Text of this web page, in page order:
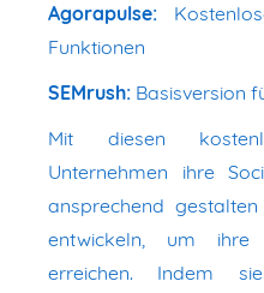
Agorapulse:
Funktionen
SEMrush: Basisversion
Mit diesen
Unternehmen ihre
ansprechend
entwickeln, um
erreichen. Indem